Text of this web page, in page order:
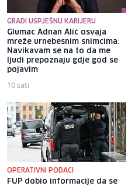
GRADI USPJEŠNU KARIJERU
Glumac Adnan Alić osvaja
mreže urnebesnim snimcima:
Navikavam se na to da me
ljudi prepoznaju gdje god se
pojavim
10 sati
OPERATIVNI PODACI
FUP dobio informacije da se